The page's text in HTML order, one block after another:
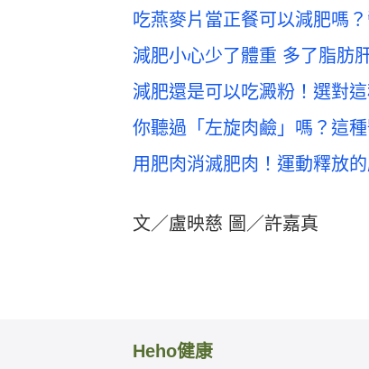
吃燕麥片當正餐可以減肥嗎
減肥小心少了體重 多了脂肪
減肥還是可以吃澱粉！選對
你聽過「左旋肉鹼」嗎？這
用肥肉消滅肥肉！運動釋放
文／盧映慈 圖／許嘉真
Heho健康